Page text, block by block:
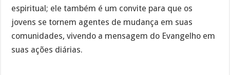
espiritual; ele também é um convite para que os
jovens se tornem agentes de mudança em suas
comunidades, vivendo a mensagem do Evangelho em
suas ações diárias.